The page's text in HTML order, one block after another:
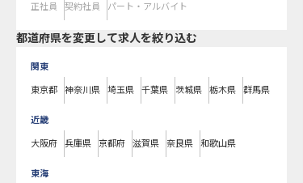
正社員 契約社員 パート・アルバイト
都道府県を変更して求人を絞り込む
関東
東京都 神奈川県 埼玉県 千葉県 茨城県 栃木県 群馬県
近畿
大阪府 兵庫県 京都府 滋賀県 奈良県 和歌山県
東海